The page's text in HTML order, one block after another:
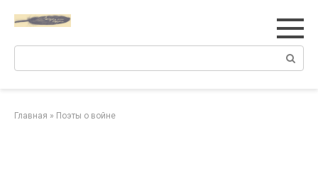
Главная » Поэты о войне